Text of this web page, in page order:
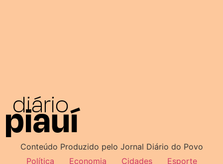
Conteúdo Produzido pelo Jornal Diário do Povo
Política
Economia Cidades Esporte